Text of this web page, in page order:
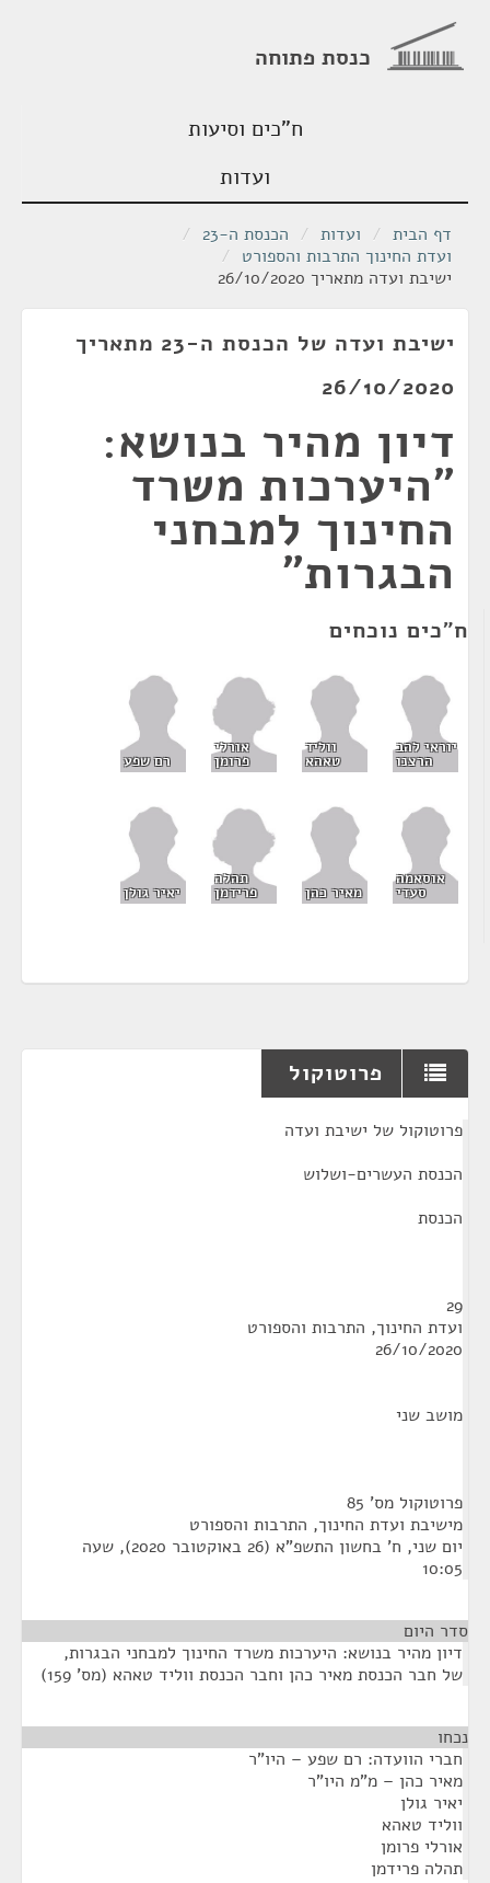
כנסת פתוחה
ח"כים וסיעות
ועדות
דף הבית / ועדות / הכנסת ה-23
/
ועדת החינוך התרבות והספורט /
ישיבת ועדה מתאריך 26/10/2020
ישיבת ועדה של הכנסת ה-23 מתאריך
26/10/2020
דיון מהיר בנושא:
"היערכות משרד
החינוך למבחני
הבגרות"
ח"כים נוכחים
יוראי להב
הרצנו
ווליד
טאהא
אורלי
פרומן רם שפע
אוסאמה
סעדי מאיר כהן
תהלה
פרידמן יאיר גולן
פרוטוקול
פרוטוקול של ישיבת ועדה
הכנסת העשרים-ושלוש
הכנסת
29
ועדת החינוך, התרבות והספורט
26/10/2020
מושב שני
פרוטוקול מס' 85
מישיבת ועדת החינוך, התרבות והספורט
יום שני, ח' בחשון התשפ"א (26 באוקטובר 2020), שעה
10:05
סדר היום
דיון מהיר בנושא: היערכות משרד החינוך למבחני הבגרות,
של חבר הכנסת מאיר כהן וחבר הכנסת ווליד טאהא (מס' 159)
נכחו
חברי הוועדה: רם שפע – היו"ר
מאיר כהן – מ"מ היו"ר
יאיר גולן
ווליד טאהא
אורלי פרומן
תהלה פרידמן